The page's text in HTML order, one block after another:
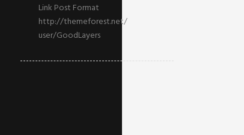
Link Post Format
http://themeforest.net/
user/GoodLayers